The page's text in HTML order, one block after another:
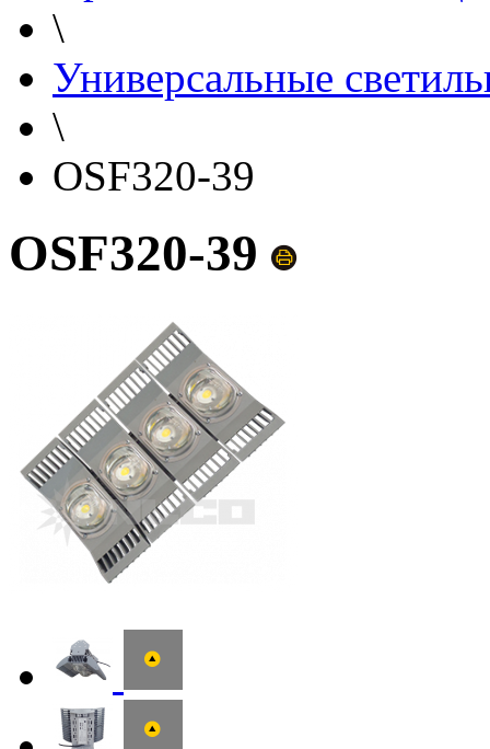
\
Универсальные
\
OSF320-39
OSF320-39